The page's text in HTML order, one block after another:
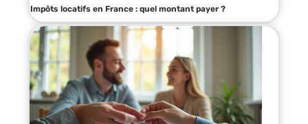
Impôts locatifs en France : quel montant payer ?